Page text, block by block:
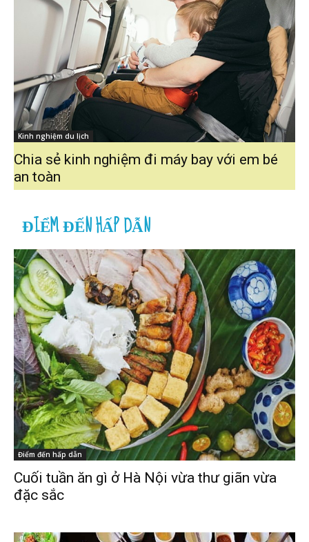
Kinh nghiệm du lịch
Chia sẻ kinh nghiệm đi máy bay với em bé
an toàn
ĐIỂM ĐẾN HẤP DẪN
Điểm đến hấp dẫn
Cuối tuần ăn gì ở Hà Nội vừa thư giãn vừa
đặc sắc